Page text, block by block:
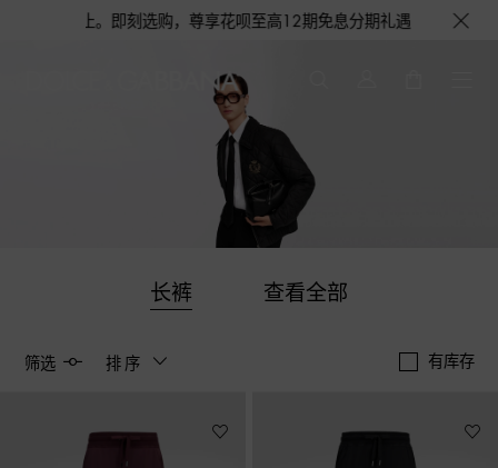
即止。即刻选购，尊享花呗至高12期免息分期礼遇，下单即赠倾
长裤 查看全部
筛选 排序 有库存